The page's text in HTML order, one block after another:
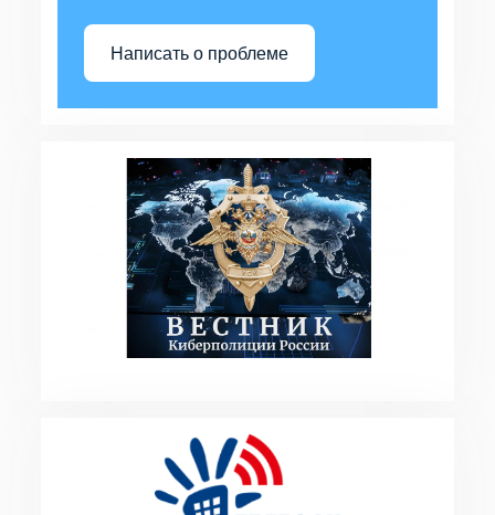
Написать о проблеме